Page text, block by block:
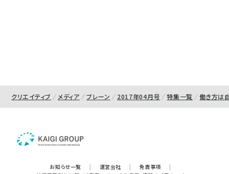
クリエイティブ メディア ブレーン 2017年04月号 特集一覧 働き方は
お知らせ一覧 | 運営会社 | 免責事項
|